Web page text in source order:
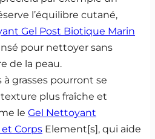
l’équilibre cutané,
Gel Post Biotique Marin
pour nettoyer sans
de la peau.
grasses pourront se
plus fraîche et
leGel Nettoyant
Corps Element[s], qui aide